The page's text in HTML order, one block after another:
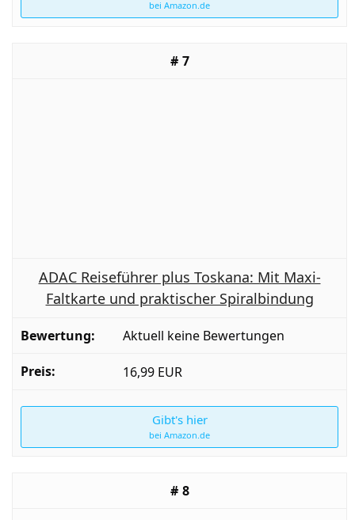
bei Amazon.de
7
ADAC Reiseführer plus Toskana: Mit Maxi-
Faltkarte und praktischer Spiralbindung
Aktuell keine Bewertungen
16,99 EUR
Gibt's hier
bei Amazon.de
8